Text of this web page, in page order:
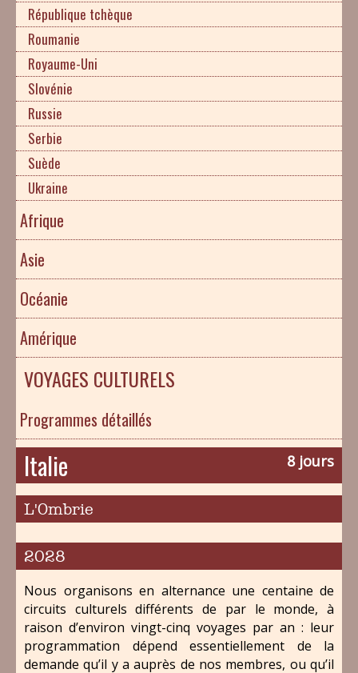
République tchèque
Roumanie
Royaume-Uni
Slovénie
Russie
Serbie
Suède
Ukraine
Afrique
Asie
Océanie
Amérique
VOYAGES CULTURELS
Programmes détaillés
Italie 8 jours
L'Ombrie
2028
Nous organisons en alternance une centaine de
circuits culturels différents de par le monde, à
raison d’environ vingt-cinq voyages par an : leur
programmation dépend essentiellement de la
demande qu’il y a auprès de nos membres, ou qu’il